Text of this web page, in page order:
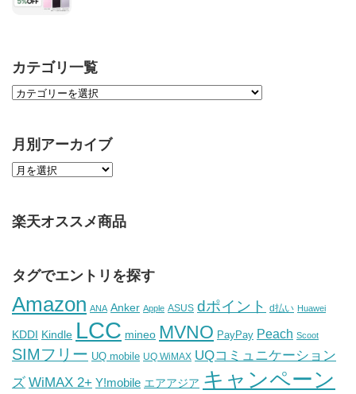
カテゴリ一覧
月別アーカイブ
楽天オススメ商品
タグでエントリを探す
Amazon ANA Anker Apple ASUS dポイント d払い Huawei
KDDI Kindle LCC mineo MVNO PayPay Peach Scoot
SIMフリー UQ mobile UQ WiMAX UQコミュニケーション
ズ WiMAX 2+ Y!mobile エアアジア キャンペーン